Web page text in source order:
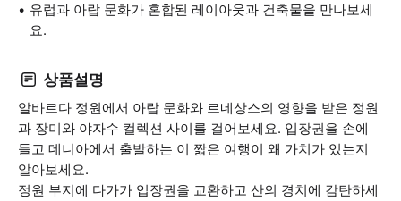
유럽과 아랍 문화가 혼합된 레이아웃과 건축물을 만나보세
요.
상품설명
알바르다 정원에서 아랍 문화와 르네상스의 영향을 받은 정원
과 장미와 야자수 컬렉션 사이를 걸어보세요. 입장권을 손에
들고 데니아에서 출발하는 이 짧은 여행이 왜 가치가 있는지
알아보세요.
정원 부지에 다가가 입장권을 교환하고 산의 경치에 감탄하세